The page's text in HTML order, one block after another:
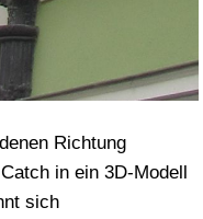
Richtung
in ein 3D-Modell
sich